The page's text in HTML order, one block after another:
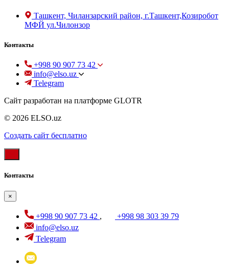
Ташкент, Чиланзарский район, г.Ташкент,Козиробот
МФЙ ул.Чилонзор
Контакты
+998 90 907 73 42
info@elso.uz
Telegram
Сайт разработан на платформе GLOTR
© 2026 ELSO.uz
Создать cайт бесплатно
Контакты
×
+998 90 907 73 42 ,
+998 98 303 39 79
info@elso.uz
Telegram